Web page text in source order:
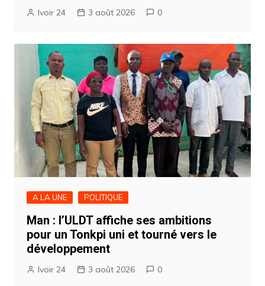
Ivoir 24 3 août 2026 0
A LA UNE POLITIQUE
Man : l’ULDT affiche ses ambitions
pour un Tonkpi uni et tourné vers le
développement
Ivoir 24 3 août 2026 0